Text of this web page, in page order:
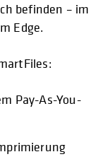
befinden – im
Edge.
Pay-As-You-